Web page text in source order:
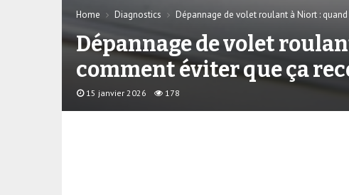
Home Diagnostics Dépannage de volet roulant à Niort :
Dépannage de volet
comment éviter que ça
15 janvier 2026 178